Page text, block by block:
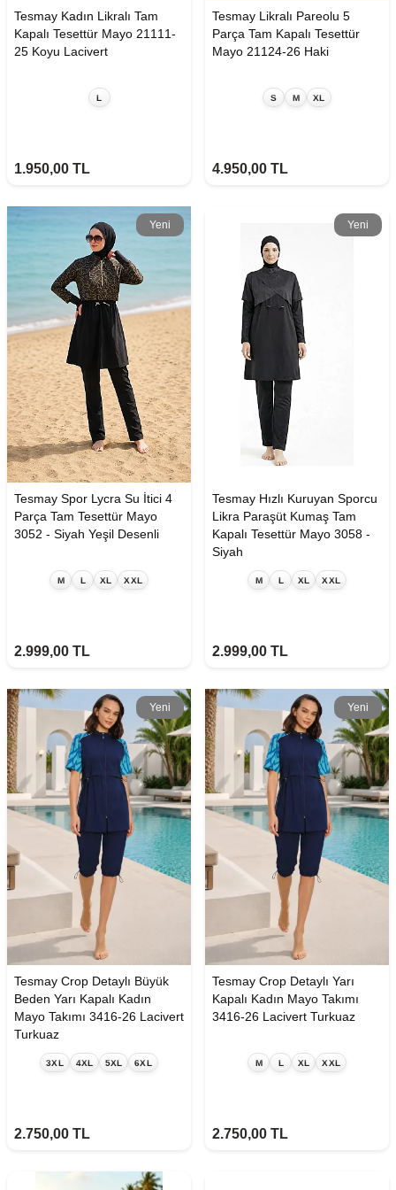
Tesmay Kadın Likralı Tam
Kapalı Tesettür Mayo 21111-
25 Koyu Lacivert
L
1.950,00 TL
Tesmay Likralı Pareolu 5
Parça Tam Kapalı Tesettür
Mayo 21124-26 Haki
S M XL
4.950,00 TL
Yeni
Tesmay Spor Lycra Su İtici 4
Parça Tam Tesettür Mayo
3052 - Siyah Yeşil Desenli
M L XL XXL
2.999,00 TL
Yeni
Tesmay Hızlı Kuruyan Sporcu
Likra Paraşüt Kumaş Tam
Kapalı Tesettür Mayo 3058 -
Siyah
M L XL XXL
2.999,00 TL
Yeni
Tesmay Crop Detaylı Büyük
Beden Yarı Kapalı Kadın
Mayo Takımı 3416-26 Lacivert
Turkuaz
3XL 4XL 5XL 6XL
2.750,00 TL
Yeni
Tesmay Crop Detaylı Yarı
Kapalı Kadın Mayo Takımı
3416-26 Lacivert Turkuaz
M L XL XXL
2.750,00 TL